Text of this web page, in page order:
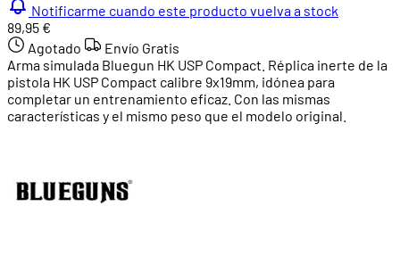
Notificarme cuando este producto vuelva a stock
89,95 €
Agotado
Envío Gratis
Arma simulada Bluegun HK USP Compact. Réplica inerte de la
pistola HK USP Compact calibre 9x19mm, idónea para
completar un entrenamiento eficaz. Con las mismas
características y el mismo peso que el modelo original.